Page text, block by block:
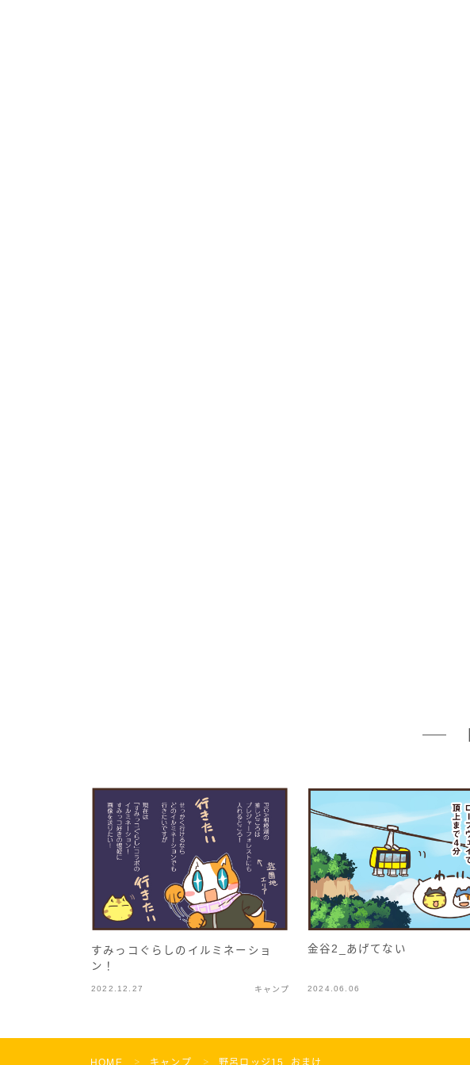
すみっコぐらしのイルミネーショ
ン！
2022.12.27 キャンプ
金谷2_あげてない
2024.06.06
＞ ＞